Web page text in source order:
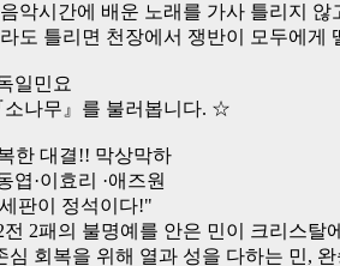
악시간에 배운 노래를 가사 틀리지 않
도 틀리면 천장에서 쟁반이 모두에게
일민요
』를 불러봅니다. ☆
한 대결!! 막상막하
엽·이효리 ·애즈원
판이 정석이다!"
전 2패의 불명예를 안은 민이 크리스탈
심 회복을 위해 열과 성을 다하는 민,